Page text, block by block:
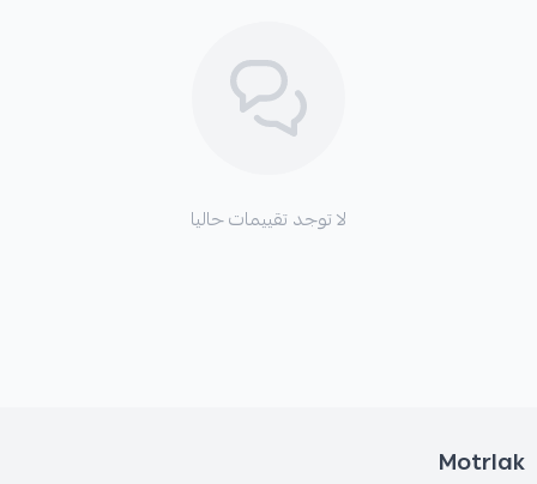
تقليل احتمالية تلف أقراص الفرامل بسبب الحرارة الزائدة.
لا توجد تقييمات حاليا
Motrlak